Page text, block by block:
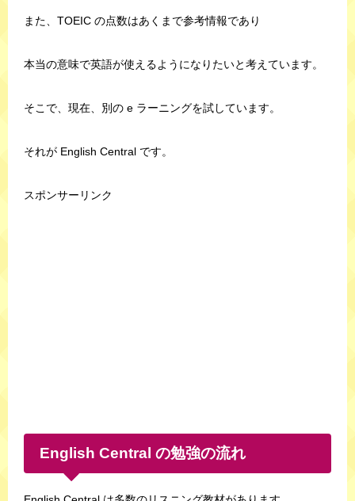
また、TOEIC の点数はあくまで参考情報であり
本当の意味で英語が使えるようになりたいと考えています。
そこで、現在、別の e ラーニングを試しています。
それが English Central です。
スポンサーリンク
English Central の勉強の流れ